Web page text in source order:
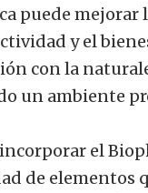
puede mejorar
y el
con la
un ambiente
incorporar el
de elementos